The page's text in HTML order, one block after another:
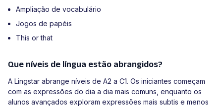
Ampliação de vocabulário
Jogos de papéis
This or that
Que níveis de língua estão abrangidos?
A Lingstar abrange níveis de A2 a C1. Os iniciantes começam
com as expressões do dia a dia mais comuns, enquanto os
alunos avançados exploram expressões mais subtis e menos